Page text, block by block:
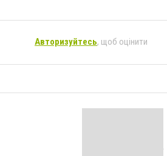
Авторизуйтесь, щоб оцінити